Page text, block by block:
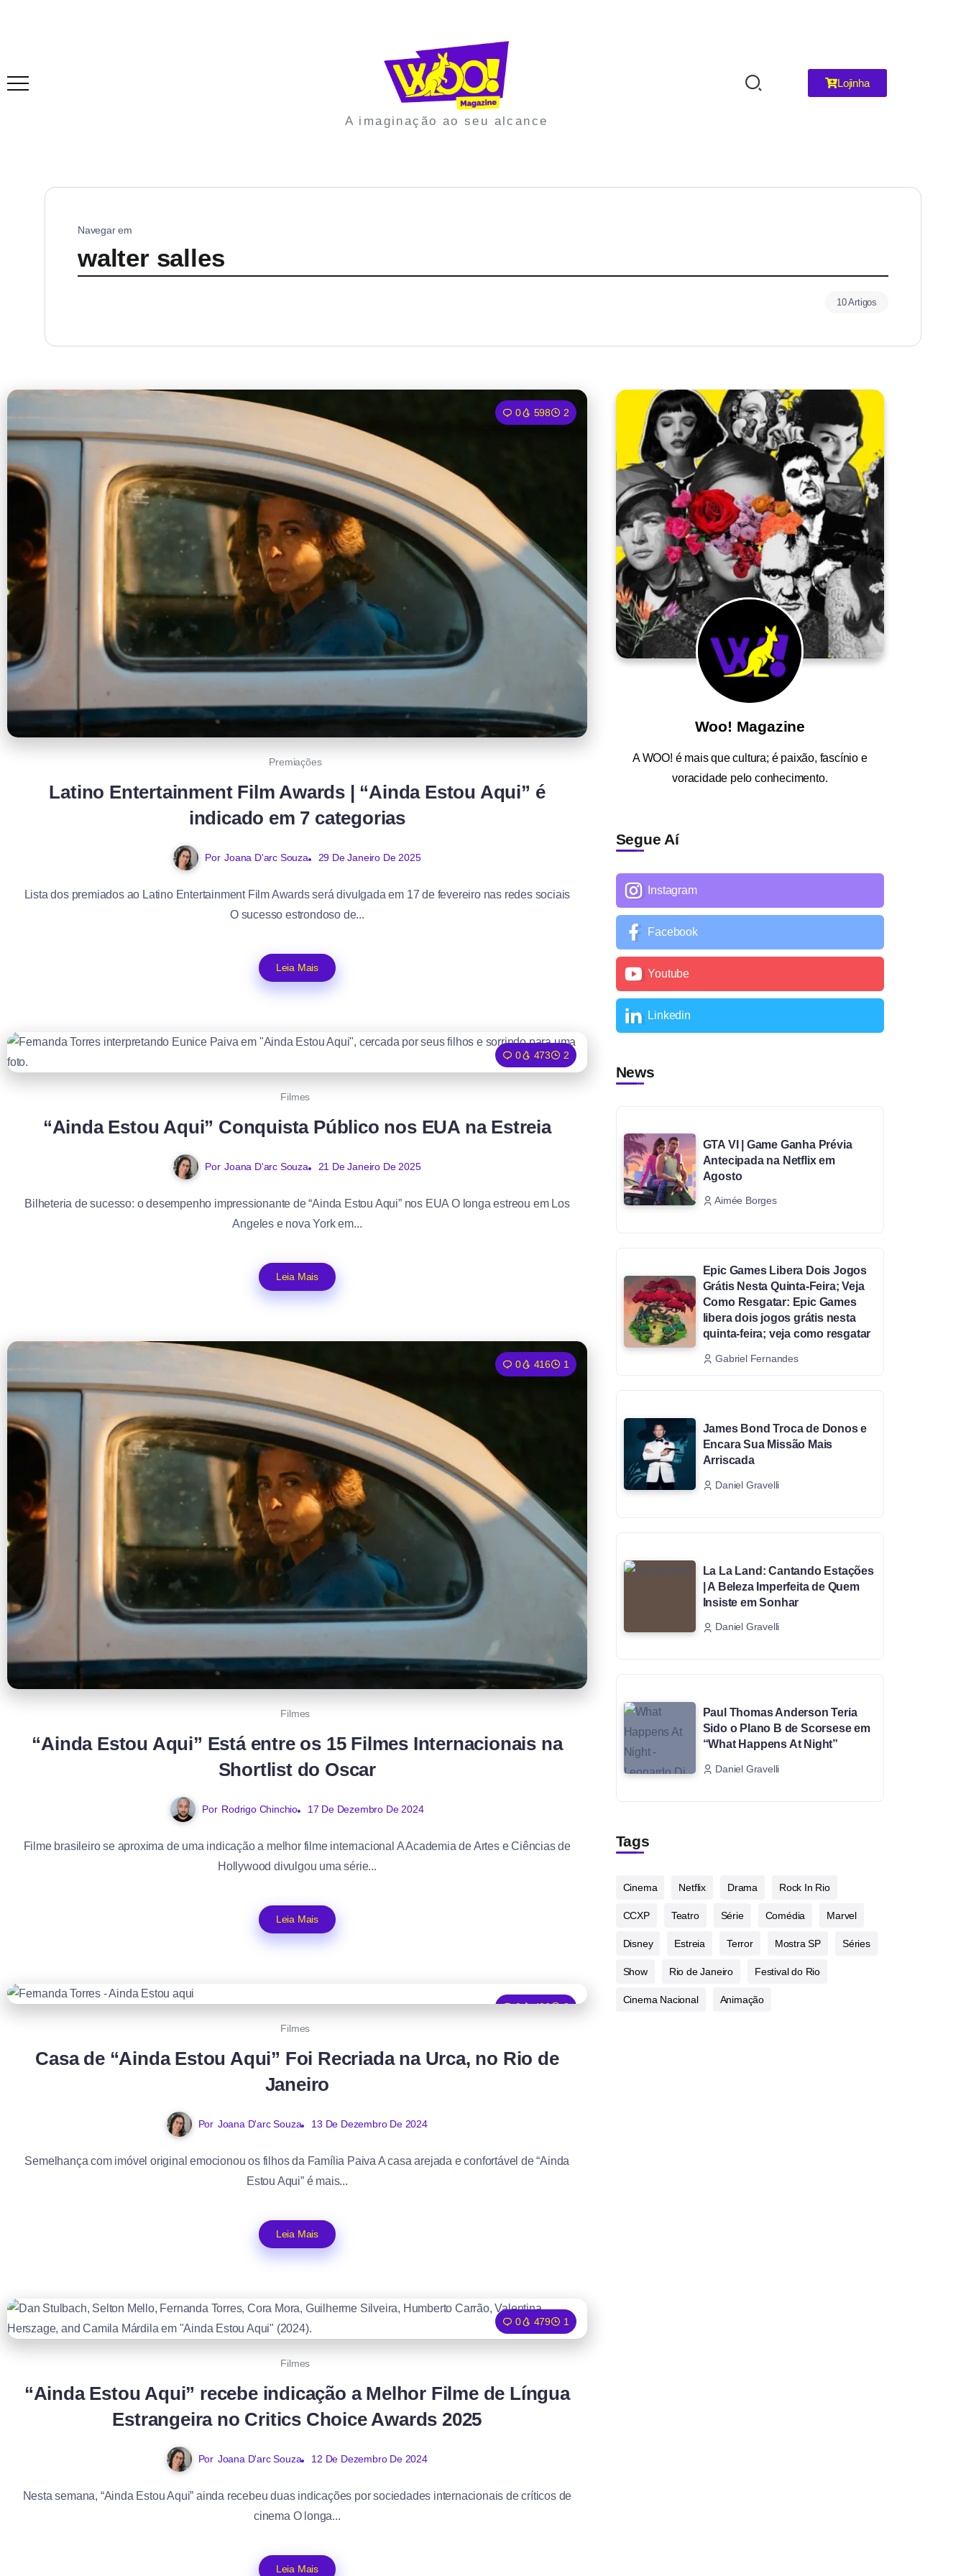
A imaginação ao seu alcance
Lojinha
Navegar em
walter salles
10 Artigos
0 598 2
Premiações
Latino Entertainment Film Awards | “Ainda Estou Aqui” é
indicado em 7 categorias
Por Joana D'arc Souza 29 De Janeiro De 2025
Lista dos premiados ao Latino Entertainment Film Awards será divulgada em 17 de fevereiro nas redes sociais
O sucesso estrondoso de...
Leia Mais
0 473 2
Filmes
“Ainda Estou Aqui” Conquista Público nos EUA na Estreia
Por Joana D'arc Souza 21 De Janeiro De 2025
Bilheteria de sucesso: o desempenho impressionante de “Ainda Estou Aqui” nos EUA O longa estreou em Los
Angeles e nova York em...
Leia Mais
0 416 1
Filmes
“Ainda Estou Aqui” Está entre os 15 Filmes Internacionais na
Shortlist do Oscar
Por Rodrigo Chinchio 17 De Dezembro De 2024
Filme brasileiro se aproxima de uma indicação a melhor filme internacional A Academia de Artes e Ciências de
Hollywood divulgou uma série...
Leia Mais
0 486
3
Filmes
Casa de “Ainda Estou Aqui” Foi Recriada na Urca, no Rio de
Janeiro
Por Joana D'arc Souza 13 De Dezembro De 2024
Semelhança com imóvel original emocionou os filhos da Família Paiva A casa arejada e confortável de “Ainda
Estou Aqui” é mais...
Leia Mais
0 479 1
Filmes
“Ainda Estou Aqui” recebe indicação a Melhor Filme de Língua
Estrangeira no Critics Choice Awards 2025
Por Joana D'arc Souza 12 De Dezembro De 2024
Nesta semana, “Ainda Estou Aqui” ainda recebeu duas indicações por sociedades internacionais de críticos de
cinema O longa...
Leia Mais
Woo! Magazine
AWOO! é mais que cultura; é paixão, fascínio e
voracidade pelo conhecimento.
Segue Aí
Instagram
Facebook
Youtube
Linkedin
News
GTA VI | Game Ganha Prévia
Antecipada na Netflix em
Agosto
Aimée Borges
Epic Games Libera Dois Jogos
Grátis Nesta Quinta-Feira; Veja
Como Resgatar: Epic Games
libera dois jogos grátis nesta
quinta-feira; veja como resgatar
Gabriel Fernandes
James Bond Troca de Donos e
Encara Sua Missão Mais
Arriscada
Daniel Gravelli
La La Land: Cantando Estações
| A Beleza Imperfeita de Quem
Insiste em Sonhar
Daniel Gravelli
Paul Thomas Anderson Teria
Sido o Plano B de Scorsese em
“What Happens At Night”
Daniel Gravelli
Tags
Cinema Netflix Drama Rock In Rio
CCXP Teatro Série Comédia Marvel
Disney Estreia Terror Mostra SP Séries
Show Rio de Janeiro Festival do Rio
Cinema Nacional Animação